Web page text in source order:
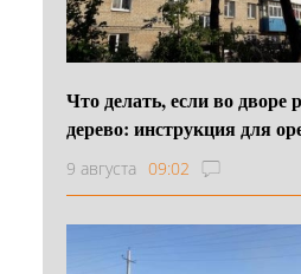
Что делать, если во дворе
дерево: инструкция для
9 августа 09:02